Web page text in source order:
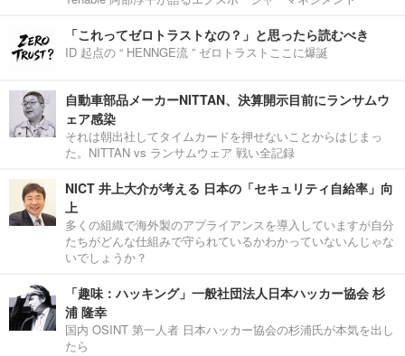
「これってゼロトラストなの？」と思ったら読むべき
ID 起点の “ HENNGE流 ” ゼロトラストここに爆誕
自動車部品メーカーNITTAN、決算開示目前にランサムウ
ェア感染
それは朝出社してタイムカードを押せないことからはじまっ
た。NITTAN vs ランサムウェア 戦い全記録
NICT 井上大介が考える 日本の「セキュリティ自給率」向
上
多くの組織で海外製のアプライアンスを導入していますが自分
たちがどんな仕組みで守られているかわかっていないんじゃな
いでしょうか？
「趣味：ハッキング」一般社団法人日本ハッカー協会 杉
浦 隆幸
国内 OSINT 第一人者 日本ハッカー協会の杉浦氏が本気を出し
たら